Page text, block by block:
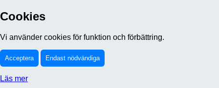
Cookies
Vi använder cookies för funktion och förbättring.
Acceptera Endast nödvändiga
Läs mer